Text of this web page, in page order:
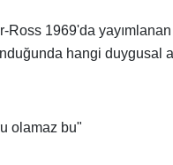
Ross 1969'da yayımlanan
hangi duygusal
olamaz bu"